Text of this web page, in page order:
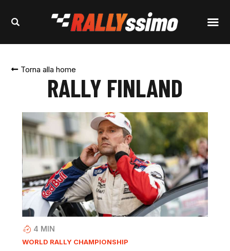
Torna alla home
RALLY FINLAND
4 MIN
WORLD RALLY CHAMPIONSHIP